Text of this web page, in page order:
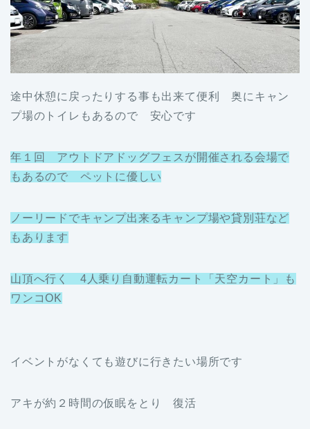
途中休憩に戻ったりする事も出来て便利 奥にキャン
プ場のトイレもあるので 安心です
年１回 アウトドアドッグフェスが開催される会場で
もあるので ペットに優しい
ノーリードでキャンプ出来るキャンプ場や貸別荘など
もあります
山頂へ行く 4人乗り自動運転カート「天空カート」
も
ワンコOK
イベントがなくても遊びに行きたい場所です
アキが約２時間の仮眠をとり 復活